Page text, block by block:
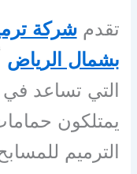
تقدمشركة
بشمال الرياض
التي تساعد
يمتلكون
الترميم